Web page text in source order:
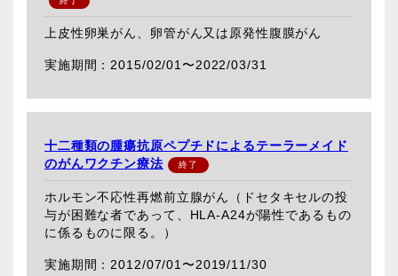
上皮性卵巣がん、卵管がん又は原発性腹膜がん
2015/02/01〜2022/03/31
十二種類の腫瘍抗原ペプチドによるテーラーメイド
のがんワクチン療法
ホルモン不応性再燃前立腺がん（ドセタキセルの投
与が困難な者であって、HLA-A24が陽性であるもの
に係るものに限る。）
2012/07/01〜2019/11/30